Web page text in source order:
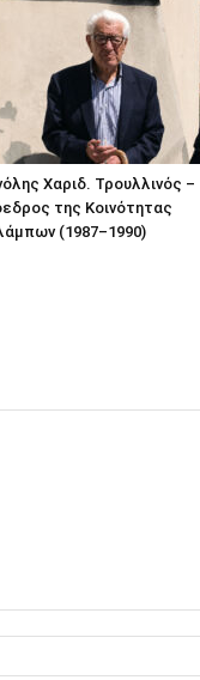
Χαριδ. Τρουλλινός –
της Κοινότητας
(1987–1990)